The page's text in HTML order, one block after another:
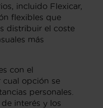
incluido Flexicar,
flexibles que
distribuir el coste
más
con el
cual opción se
personales.
interés y los